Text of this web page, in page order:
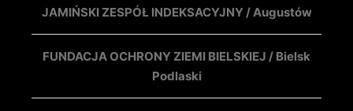
JAMIŃSKI ZESPÓŁ INDEKSACYJNY / Augustów
FUNDACJA OCHRONY ZIEMI BIELSKIEJ / Bielsk
Podlaski